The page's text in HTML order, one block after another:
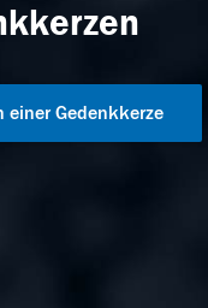
einer Gedenkkerze